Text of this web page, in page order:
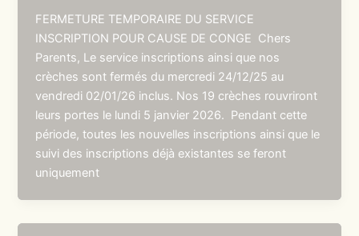
FERMETURE TEMPORAIRE DU SERVICE
INSCRIPTION POUR CAUSE DE CONGE Chers
Parents, Le service inscriptions ainsi que nos
crèches sont fermés du mercredi 24/12/25 au
vendredi 02/01/26 inclus. Nos 19 crèches rouvriront
leurs portes le lundi 5 janvier 2026. Pendant cette
période, toutes les nouvelles inscriptions ainsi que le
suivi des inscriptions déjà existantes se feront
uniquement